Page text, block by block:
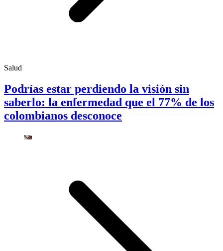
Salud
Podrías estar perdiendo la visión sin
saberlo: la enfermedad que el 77% de los
colombianos desconoce